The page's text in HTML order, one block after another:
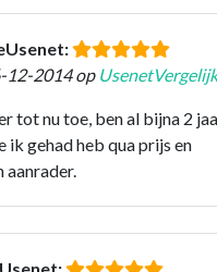
12-2014 op
tot nu toe, ben al bijna 2
ik gehad heb qua prijs en
aanrader.